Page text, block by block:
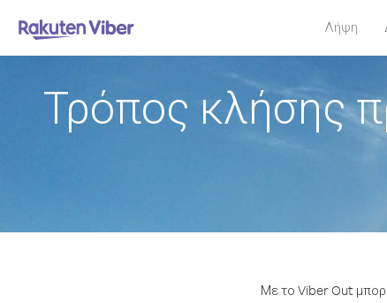
Λήψη
Τρόπος κλήσης
Με το Viber Out